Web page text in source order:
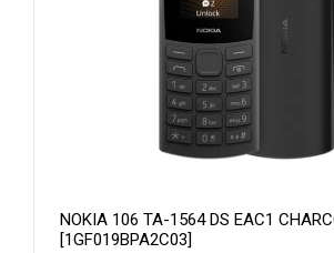
NOKIA 106 TA-1564 DS EAC1
[1GF019BPA2C03]